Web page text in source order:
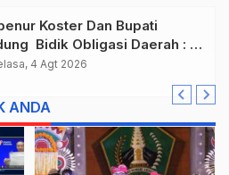
Koster Dan Bupati
Bidik Obligasi Daerah :
Bangun Infrastruktur
4 Agt 2026
ANDA